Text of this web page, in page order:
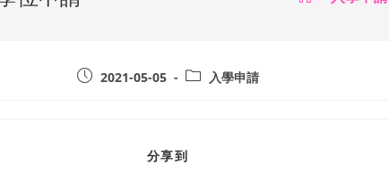
2021-05-05 入學申請
分享到